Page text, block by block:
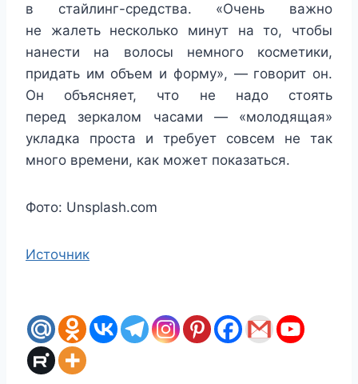
в стайлинг-средства. «Очень важно
не жалеть несколько минут на то, чтобы
нанести на волосы немного косметики,
придать им объем и форму», — говорит он.
Он объясняет, что не надо стоять
перед зеркалом часами — «молодящая»
укладка проста и требует совсем не так
много времени, как может показаться.
Фото: Unsplash.com
Источник